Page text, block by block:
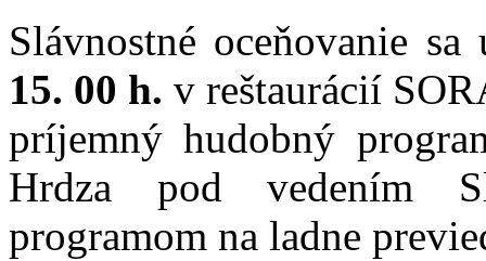
Slávnostné oceňovanie
15. 00 h. v reštaurácií
príjemný hudobný
Hrdza pod vedením
programom na ladne